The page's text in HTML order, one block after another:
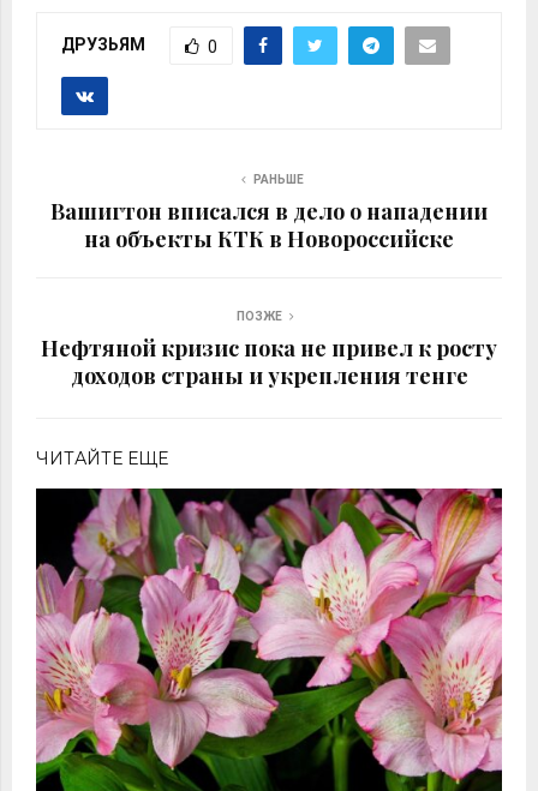
ДРУЗЬЯМ 0
РАНЬШЕ
Вашигтон вписался в дело о нападении
на объекты КТК в Новороссийске
ПОЗЖЕ
Нефтяной кризис пока не привел к росту
доходов страны и укрепления тенге
ЧИТАЙТЕ ЕЩЕ